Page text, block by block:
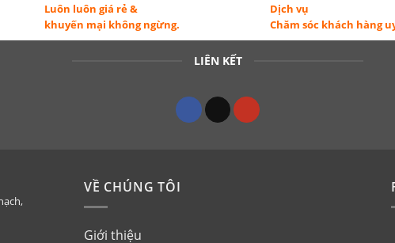
Luôn luôn giá rẻ &
khuyến mại không ngừng.
Dịch vụ
Chăm sóc khách hàng
LIÊN KẾT
VỀ CHÚNG TÔI
Giới thiệu